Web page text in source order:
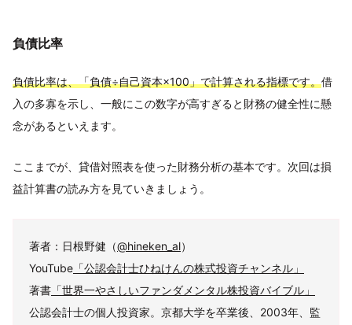
負債比率
負債比率は、「負債÷自己資本×100」で計算される指標です。借
入の多寡を示し、一般にこの数字が高すぎると財務の健全性に懸
念があるといえます。
ここまでが、貸借対照表を使った財務分析の基本です。次回は損
益計算書の読み方を見ていきましょう。
著者：日根野健（@hineken_al）
YouTube 「公認会計士ひねけんの株式投資チャンネル」
著書 「世界一やさしいファンダメンタル株投資バイブル」
公認会計士の個人投資家。京都大学を卒業後、2003年、監